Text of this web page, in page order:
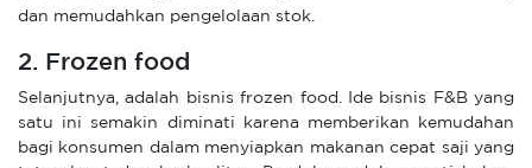
dan memudahkan pengelolaan stok.
2. Frozen food
Selanjutnya, adalah bisnis frozen food. Ide bisnis F&B yang
satu ini semakin diminati karena memberikan kemudahan
bagi konsumen dalam menyiapkan makanan cepat saji yang